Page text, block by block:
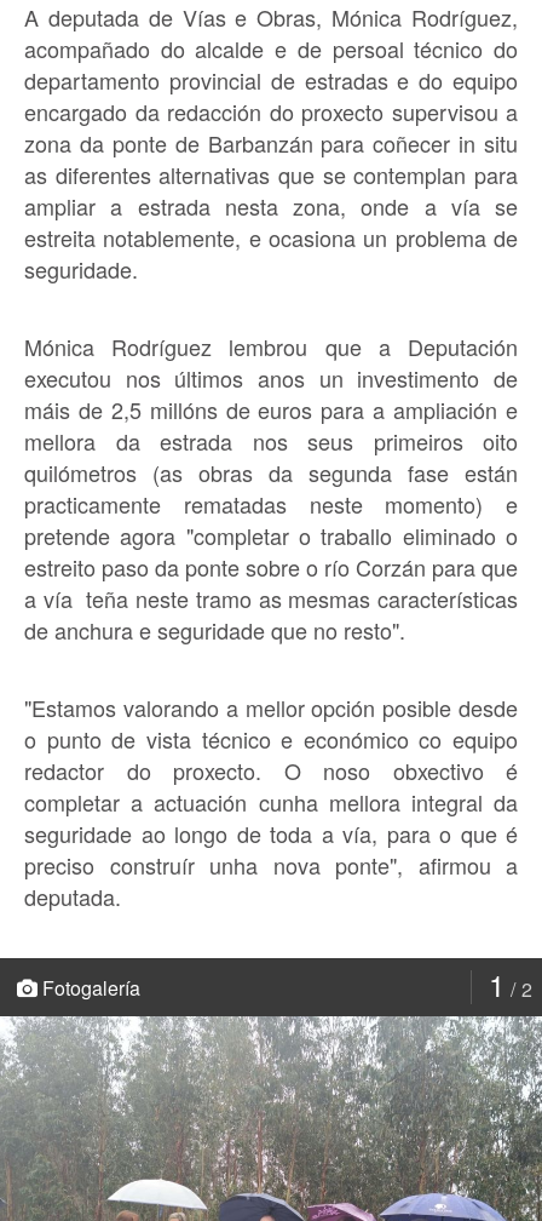
A deputada de Vías e Obras, Mónica Rodríguez,
acompañado do alcalde e de persoal técnico do
departamento provincial de estradas e do equipo
encargado da redacción do proxecto supervisou a
zona da ponte de Barbanzán para coñecer in situ
as diferentes alternativas que se contemplan para
ampliar a estrada nesta zona, onde a vía se
estreita notablemente, e ocasiona un problema de
seguridade.
Mónica Rodríguez lembrou que a Deputación
executou nos últimos anos un investimento de
máis de 2,5 millóns de euros para a ampliación e
mellora da estrada nos seus primeiros oito
quilómetros (as obras da segunda fase están
practicamente rematadas neste momento) e
pretende agora "completar o traballo eliminado o
estreito paso da ponte sobre o río Corzán para que
a vía teña neste tramo as mesmas características
de anchura e seguridade que no resto".
"Estamos valorando a mellor opción posible desde
o punto de vista técnico e económico co equipo
redactor do proxecto. O noso obxectivo é
completar a actuación cunha mellora integral da
seguridade ao longo de toda a vía, para o que é
preciso construír unha nova ponte", afirmou a
deputada.
1 2
Fotogalería